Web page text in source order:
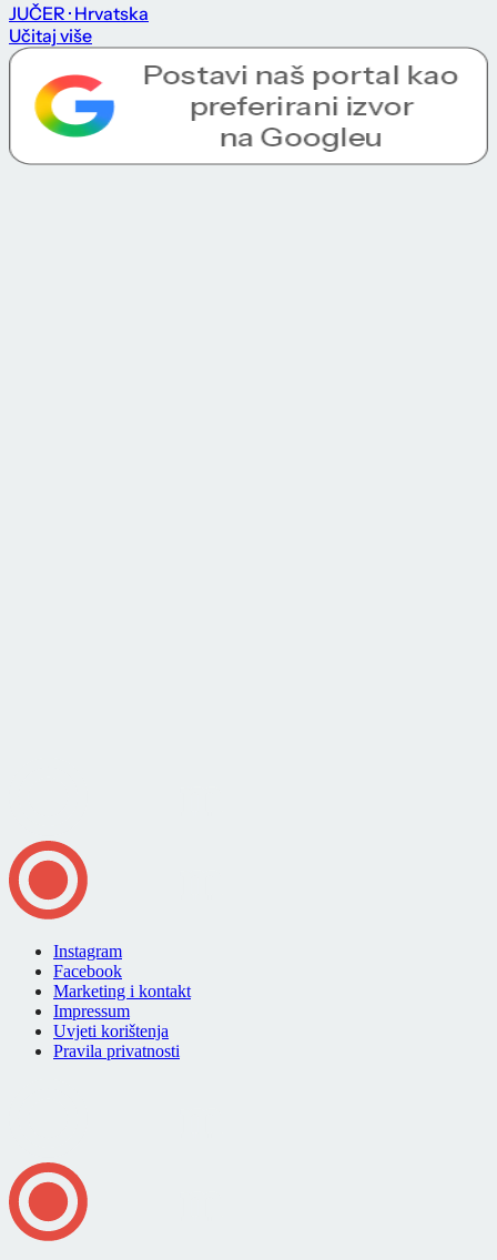
JUČER · Hrvatska
Učitaj više
Instagram
Facebook
Marketing i kontakt
Impressum
Uvjeti korištenja
Pravila privatnosti